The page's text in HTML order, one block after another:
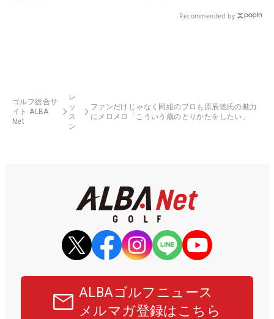
Recommended by
ゴルフ総合サ
イト ALBA
Net
レ
ッ
ス
ン
ファンだけじゃなく同組のプロも原辰徳氏の魅力
にメロメロ「こういう歳のとりかたをしたい」
ALBAゴルフニュース
メルマガ登録はこちら